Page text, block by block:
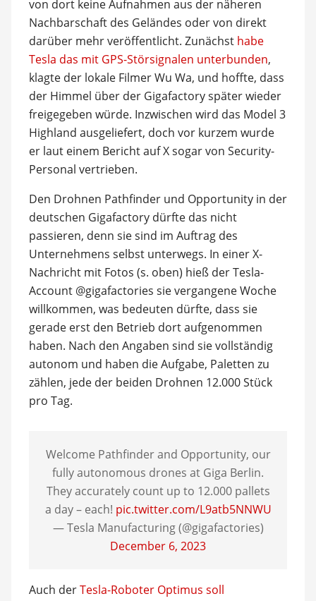
von dort keine Aufnahmen aus der näheren
Nachbarschaft des Geländes oder von direkt
darüber mehr veröffentlicht. Zunächst habe
Tesla das mit GPS-Störsignalen unterbunden,
klagte der lokale Filmer Wu Wa, und hoffte, dass
der Himmel über der Gigafactory später wieder
freigegeben würde. Inzwischen wird das Model 3
Highland ausgeliefert, doch vor kurzem wurde
er laut einem Bericht auf X sogar von Security-
Personal vertrieben.
Den Drohnen Pathfinder und Opportunity in der
deutschen Gigafactory dürfte das nicht
passieren, denn sie sind im Auftrag des
Unternehmens selbst unterwegs. In einer X-
Nachricht mit Fotos (s. oben) hieß der Tesla-
Account @gigafactories sie vergangene Woche
willkommen, was bedeuten dürfte, dass sie
gerade erst den Betrieb dort aufgenommen
haben. Nach den Angaben sind sie vollständig
autonom und haben die Aufgabe, Paletten zu
zählen, jede der beiden Drohnen 12.000 Stück
pro Tag.
Welcome Pathfinder and Opportunity, our
fully autonomous drones at Giga Berlin.
They accurately count up to 12.000 pallets
a day – each! pic.twitter.com/L9atb5NNWU
— Tesla Manufacturing (@gigafactories)
December 6, 2023
Auch derTesla-Roboter Optimus soll